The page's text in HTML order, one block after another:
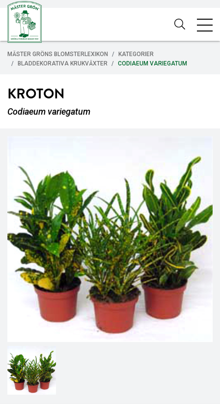
MÄSTER GRÖNS BLOMSTERLEXIKON
KATEGORIER
BLADDEKORATIVA KRUKVÄXTER
CODIAEUM VARIEGATUM
KROTON
Codiaeum variegatum